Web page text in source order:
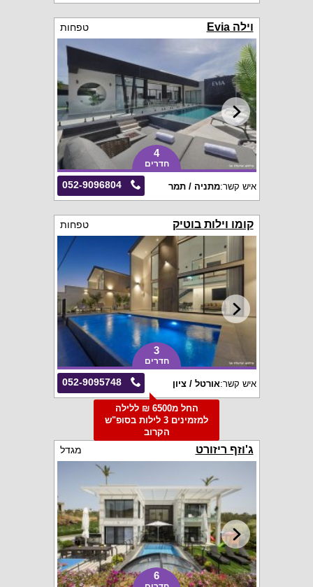
וילה Evia טפחות
4
חדרים
052-9096804 איש קשר:מתניה / תמר
קומו וילות בוטיק טפחות
3
חדרים
052-9095748 איש קשר:אורטל / ציון
החל מ6500 ₪ ללילה
למזמינים 3 לילות בסופ"ש
הקרוב
ג'וזף ריזורט מגדל
6